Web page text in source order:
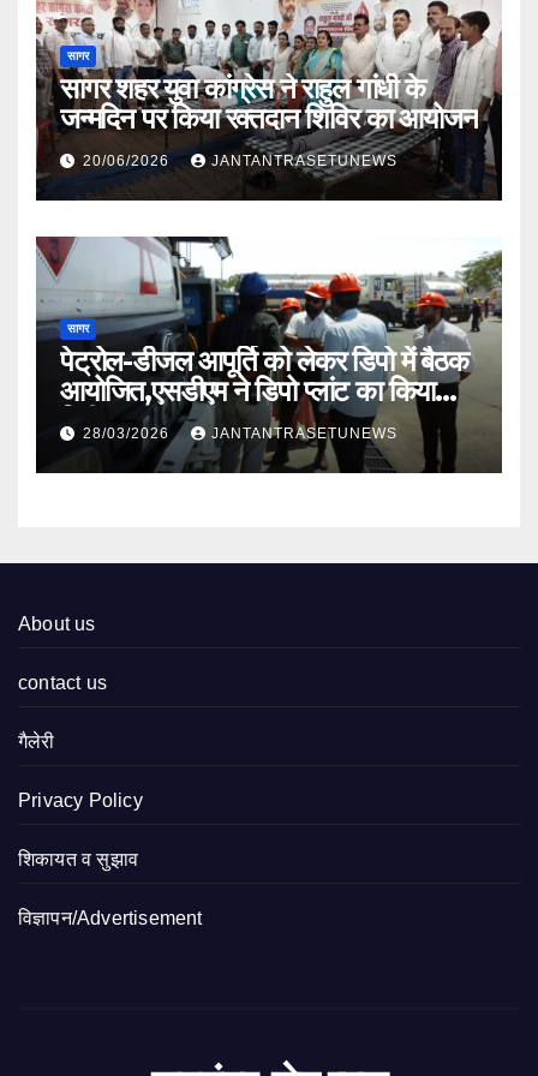
सागर
सागर शहर युवा कांग्रेस ने राहुल गांधी के
जन्मदिन पर किया रक्तदान शिविर का आयोजन
20/06/2026 JANTANTRASETUNEWS
सागर
पेट्रोल-डीजल आपूर्ति को लेकर डिपो में बैठक
आयोजित,एसडीएम ने डिपो प्लांट का किया
निरीक्षण
28/03/2026 JANTANTRASETUNEWS
About us
contact us
गैलेरी
Privacy Policy
शिकायत व सुझाव
विज्ञापन/Advertisement